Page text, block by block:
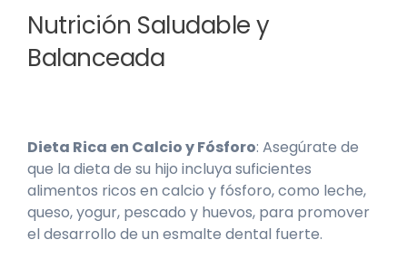
Nutrición Saludable y
Balanceada
Dieta Rica en Calcio y Fósforo: Asegúrate de
que la dieta de su hijo incluya suficientes
alimentos ricos en calcio y fósforo, como leche,
queso, yogur, pescado y huevos, para promover
el desarrollo de un esmalte dental fuerte.